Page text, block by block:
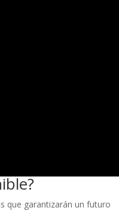
que garantizarán un futuro